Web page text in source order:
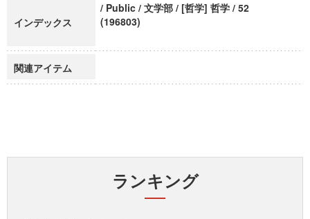
インデックス
/ Public / 文学部 / [哲学] 哲学 / 52
(196803)
関連アイテム
ランキング